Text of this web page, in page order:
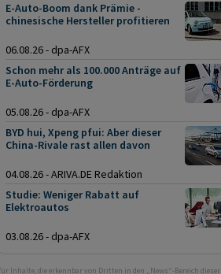
E-Auto-Boom dank Prämie -
chinesische Hersteller profitieren
06.08.26 - dpa-AFX
Schon mehr als 100.000 Anträge auf
E-Auto-Förderung
05.08.26 - dpa-AFX
BYD hui, Xpeng pfui: Aber dieser
China-Rivale rast allen davon
04.08.26 - ARIVA.DE Redaktion
Studie: Weniger Rabatt auf
Elektroautos
03.08.26 - dpa-AFX
Inhalte, die erkennbar von Dritten in den „News“-Bereich dieser